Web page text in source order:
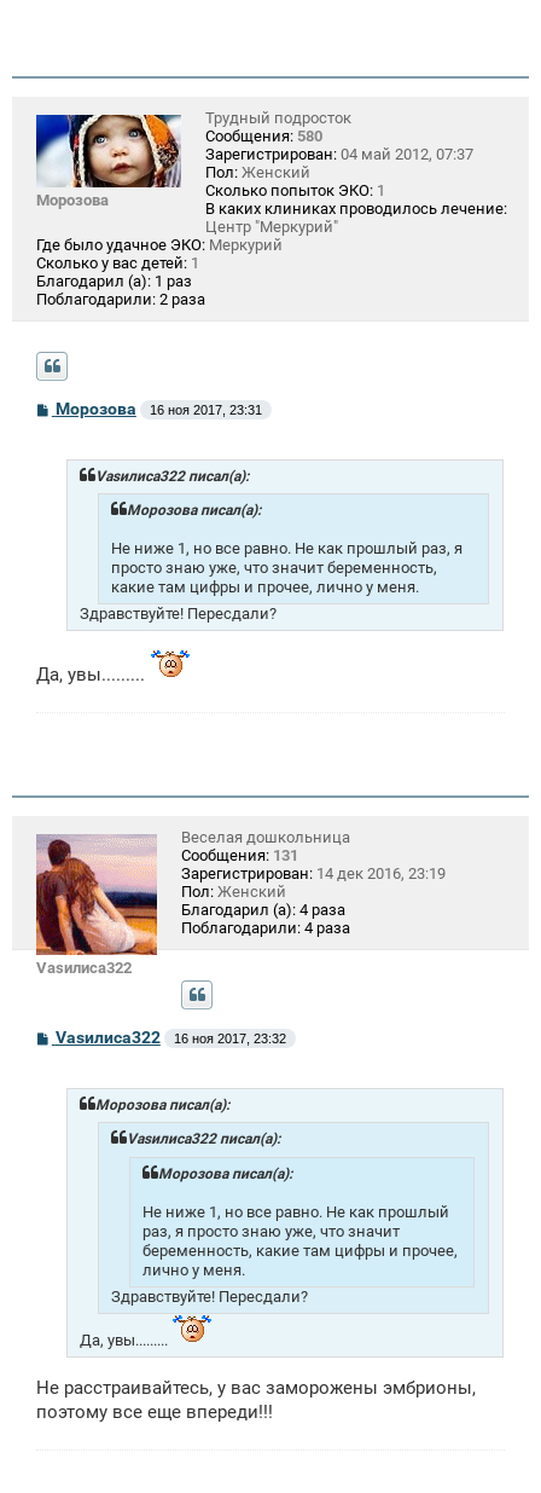
Морозова
Трудный подросток
Сообщения: 580
Зарегистрирован: 04 май 2012, 07:37
Пол: Женский
Сколько попыток ЭКО: 1
В каких клиниках проводилось лечение:
Центр "Меркурий"
Где было удачное ЭКО: Меркурий
Сколько у вас детей: 1
Благодарил (а): 1 раз
Поблагодарили: 2 раза
СМорозова 16 ноя 2017, 23:31
Vasилиса322 писал(а):
Морозова писал(а):
Не ниже 1, но все равно. Не как прошлый раз, я
просто знаю уже, что значит беременность,
какие там цифры и прочее, лично у меня.
Здравствуйте! Пересдали?
Да, увы.........
Vasилиса322
Веселая дошкольница
Сообщения: 131
Зарегистрирован: 14 дек 2016, 23:19
Пол: Женский
Благодарил (а): 4 раза
Поблагодарили: 4 раза
С
о
Vasилиса322 16 ноя 2017, 23:32
Морозова писал(а):
Vasилиса322 писал(а):
Морозова писал(а):
Не ниже 1, но все равно. Не как прошлый
раз, я просто знаю уже, что значит
беременность, какие там цифры и прочее,
лично у меня.
Здравствуйте! Пересдали?
Да, увы.........
Не расстраивайтесь, у вас заморожены эмбрионы,
поэтому все еще впереди!!!